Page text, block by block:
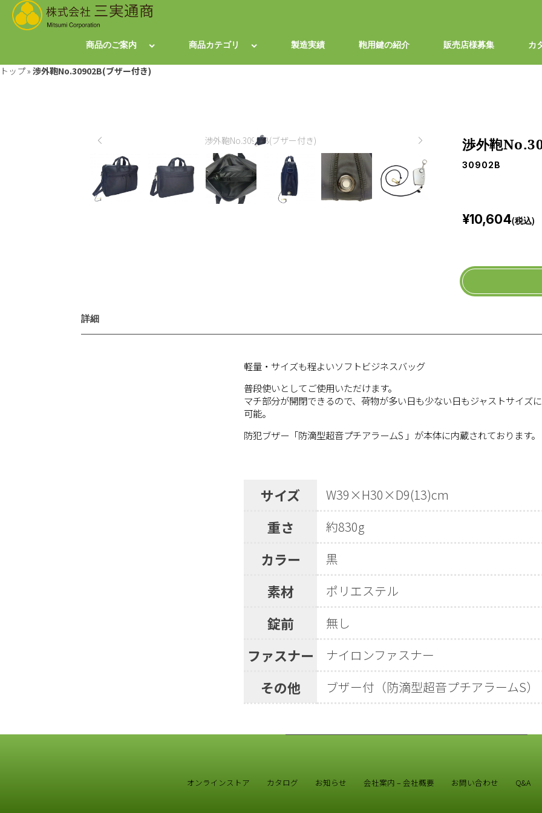
商品のご案内 商品カテゴリ 製造実績 鞄用鍵の紹介 販売店様募集 カ
トップ» 渉外鞄No.30902B(ブザー付き)
渉外鞄No.30902B(ブザー付き)
渉外鞄
30902B
¥10,604(税込)
詳細
軽量・サイズも程よいソフトビジネスバッグ
普段使いとしてご使用いただけます。
マチ部分が開閉できるので、荷物が多い日も少ない日もジャストサイズ
可能。
防犯ブザー「防滴型超音プチアラームS 」が本体に内蔵されております。
サイズ W39×H30×D9(13)cm
重さ 約830g
カラー 黒
素材 ポリエステル
錠前 無し
ファスナー ナイロンファスナー
その他 ブザー付（防滴型超音プチアラームS）
オンラインストア カタログ お知らせ 会社案内 – 会社概要 お問い合わせ Q&A